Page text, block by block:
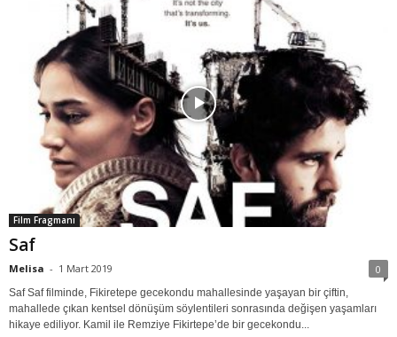
Film Fragmanı
Saf
Melisa - 1 Mart 2019 0
Saf Saf filminde, Fikiretepe gecekondu mahallesinde yaşayan bir çiftin,
mahallede çıkan kentsel dönüşüm söylentileri sonrasında değişen yaşamları
hikaye ediliyor. Kamil ile Remziye Fikirtepe’de bir gecekondu...